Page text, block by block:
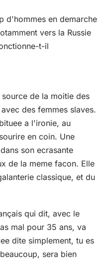
d'hommes en demarche
vers la Russie
t-il
de la moitie des
des femmes slaves.
a l'ironie, au
en coin. Une
son ecrasante
de la meme facon. Elle
classique, et du
qui dit, avec le
mal pour 35 ans, va
dite simplement, tu es
sera bien